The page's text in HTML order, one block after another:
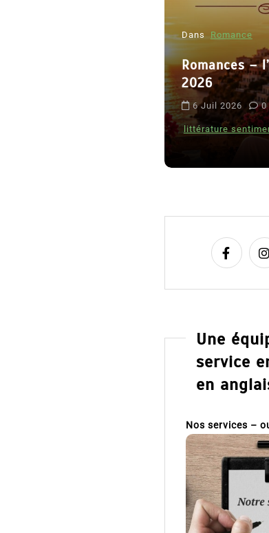
Dans Romance
Romances –
2026
6 Juil 2026 0
littérature
Une
service
en
Nos services –